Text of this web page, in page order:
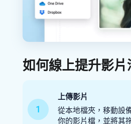
如何線上提升影片
1
上傳影片
從本地檔夾，移動設
你的影片檔，並將其